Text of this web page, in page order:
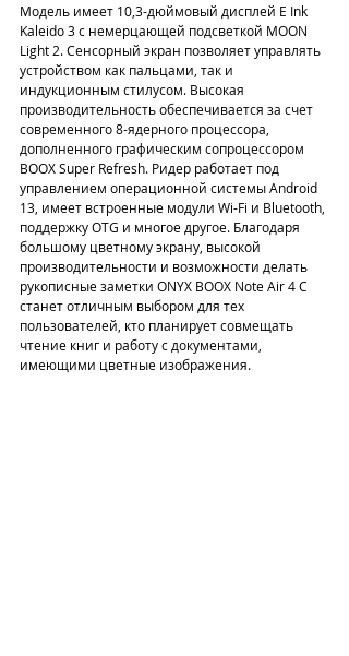
Модель имеет 10,3-дюймовый дисплей E Ink
Kaleido 3 с немерцающей подсветкой MOON
Light 2. Сенсорный экран позволяет управлять
устройством как пальцами, так и
индукционным стилусом. Высокая
производительность обеспечивается за счет
современного 8-ядерного процессора,
дополненного графическим сопроцессором
BOOX Super Refresh. Ридер работает под
управлением операционной системы Android
13, имеет встроенные модули Wi-Fi и Bluetooth,
поддержку OTG и многое другое. Благодаря
большому цветному экрану, высокой
производительности и возможности делать
рукописные заметки ONYX BOOX Note Air 4 С
станет отличным выбором для тех
пользователей, кто планирует совмещать
чтение книг и работу с документами,
имеющими цветные изображения.